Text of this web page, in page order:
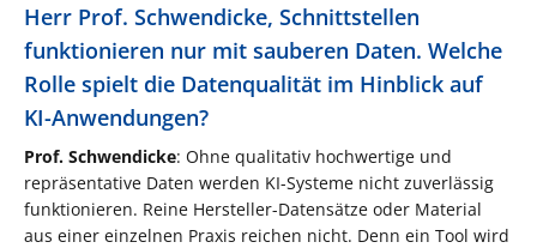
Herr Prof. Schwendicke, Schnittstellen
funktionieren nur mit sauberen Daten. Welche
Rolle spielt die Datenqualität im Hinblick auf
KI-Anwendungen?
Prof. Schwendicke: Ohne qualitativ hochwertige und
repräsentative Daten werden KI-Systeme nicht zuverlässig
funktionieren. Reine Hersteller-Datensätze oder Material
aus einer einzelnen Praxis reichen nicht. Denn ein Tool wird